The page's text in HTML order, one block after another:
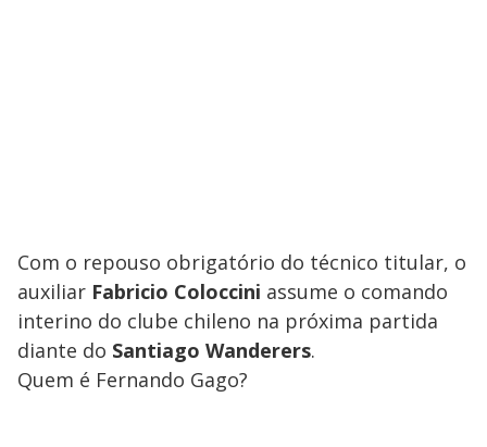
Com o repouso obrigatório do técnico titular, o
auxiliar Fabricio Coloccini assume o comando
interino do clube chileno na próxima partida
diante do Santiago Wanderers.
Quem é Fernando Gago?